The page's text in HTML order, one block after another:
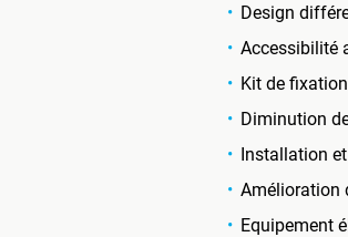
Design
Accessibilité
Kit de
Diminution
Installation
Amélioration
Equipement